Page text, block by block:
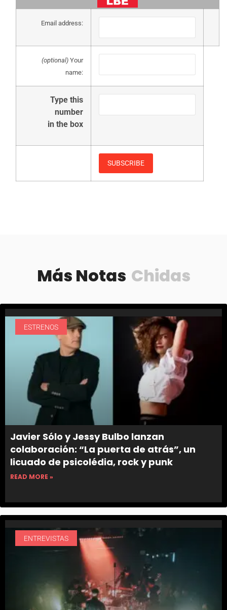
Email address:
(optional) Your
name:
Type this
number
in the box
Más Notas Chidas
ESTRENOS
Javier Sólo y Jessy Bulbo lanzan
colaboración: “La puerta de atrás”, un
licuado de psicolédia, rock y punk
READ MORE »
ENTREVISTAS